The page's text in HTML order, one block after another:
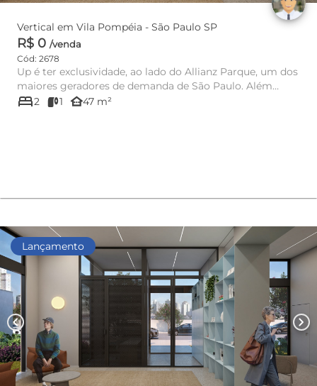
Vertical em Vila Pompéia - São Paulo SP
R$ 0 /venda
Cód: 2678
Up é ter exclusividade, ao lado do Allianz Parque, um dos
maiores geradores de demanda de São Paulo. Além
disso, é estar...
bed2 1 other_houses47 m²
Lançamento
chevron_left chevron_right